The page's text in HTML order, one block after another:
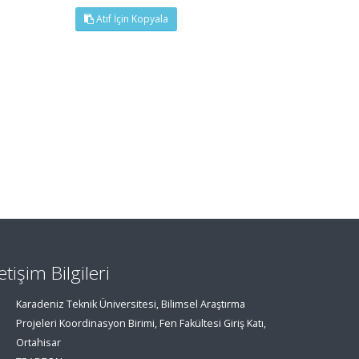
Atıf İçin Kopyala
Bilgileri
Karadeniz Teknik Üniversitesi, Bilimsel Araştırma
Projeleri Koordinasyon Birimi, Fen Fakültesi Giriş Katı,
Ortahisar